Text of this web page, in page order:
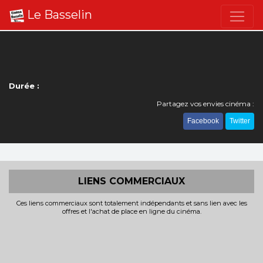
Le Basselin
Durée :
Partagez vos envies cinéma :
Facebook Twitter
LIENS COMMERCIAUX
Ces liens commerciaux sont totalement indépendants et sans lien avec les
offres et l'achat de place en ligne du cinéma.